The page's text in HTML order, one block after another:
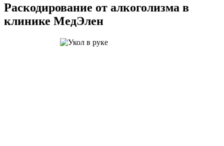
Раскодирование от алкоголизма в
клинике МедЭлен